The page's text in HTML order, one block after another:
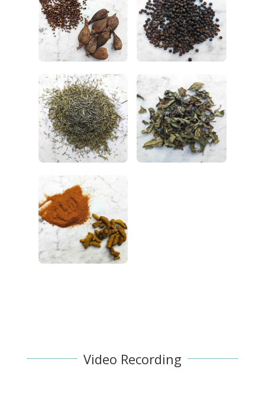
Video Recording